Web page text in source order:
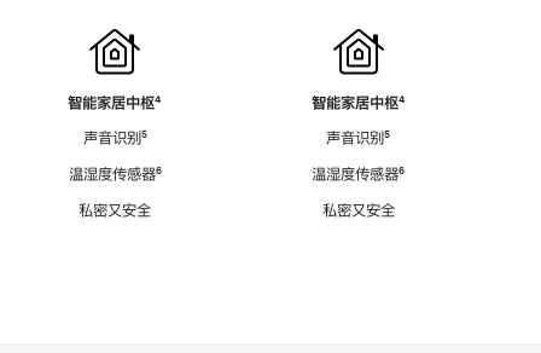
智能家居中枢脚
⁴
声音识别脚
⁵
温湿度传感器脚
⁶
私密又安全
智能家居中枢脚
⁴
声音识别脚
⁵
温湿度传感器脚
⁶
私密又安全